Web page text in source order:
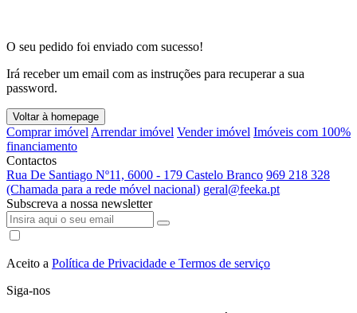
O seu pedido foi enviado com sucesso!
Irá receber um email com as instruções para recuperar a sua
password.
Voltar à homepage
Comprar imóvel Arrendar imóvel Vender imóvel Imóveis com 100%
financiamento
Contactos
Rua De Santiago Nº11, 6000 - 179 Castelo Branco 969 218 328
(Chamada para a rede móvel nacional) geral@feeka.pt
Subscreva a nossa newsletter
Aceito a Política de Privacidade e Termos de serviço
Siga-nos